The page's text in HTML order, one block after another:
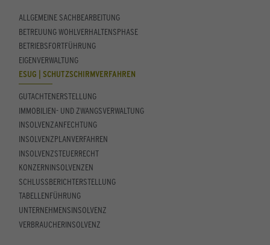
ALLGEMEINE SACHBEARBEITUNG
BETREUUNG WOHLVERHALTENSPHASE
BETRIEBSFORTFÜHRUNG
EIGENVERWALTUNG
ESUG | SCHUTZSCHIRMVERFAHREN
GUTACHTENERSTELLUNG
IMMOBILIEN- UND ZWANGSVERWALTUNG
INSOLVENZANFECHTUNG
INSOLVENZPLANVERFAHREN
INSOLVENZSTEUERRECHT
KONZERNINSOLVENZEN
SCHLUSSBERICHTERSTELLUNG
TABELLENFÜHRUNG
UNTERNEHMENSINSOLVENZ
VERBRAUCHERINSOLVENZ